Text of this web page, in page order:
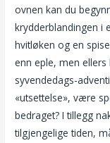
ovnen kan du
krydderblandingen i
hvitløken og en
enn eple, men
syvendedags-
«utsettelse», være
bedraget? I tillegg
tilgjengelige tiden,